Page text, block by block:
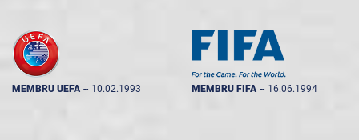
MEMBRU UEFA -- 10.02.1993 MEMBRU FIFA -- 16.06.1994